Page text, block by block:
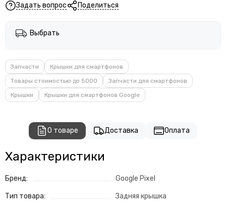
Задать вопрос Поделиться
Выбрать
Запчасти
Крышки для смартфонов
Товары стоимостью до 5000
Запчасти для смартфонов
Крышки
Крышки для смартфонов Google
О товаре Доставка Оплата
Характеристики
Бренд: Google Pixel
Тип товара: Задняя крышка